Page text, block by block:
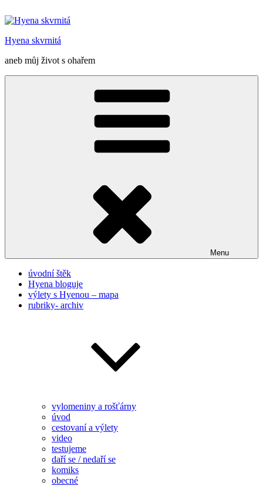
k
webu
Hyena skvrnitá
aneb můj život s ohařem
Menu
úvodní štěk
Hyena bloguje
výlety s Hyenou – mapa
rubriky- archiv
vylomeniny a rošťárny
úvod
cestovaní a výlety
video
testujeme
daří se / nedaří se
komiks
obecné